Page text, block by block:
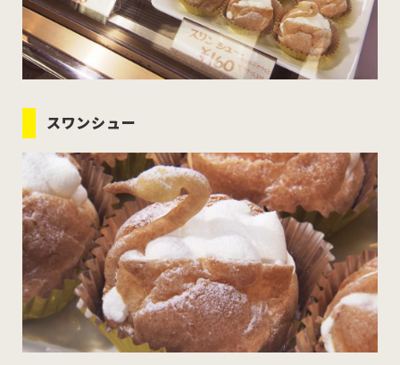
スワンシュー